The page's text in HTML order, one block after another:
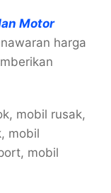
Motor
harga
mobil rusak,
mobil
mobil